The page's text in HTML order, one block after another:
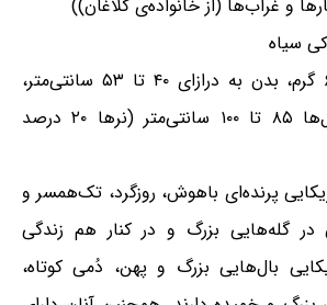
و غراب‌ها (از خانواده‌ی کلاغان))
سیاه
وزن ۳۱۶ تا ۶۲۰ گرم، بدن به درازای ۴۰ تا ۵۳ سانتی‌متر،
بازه‌ی میان دو سر بال‌ها ۸۵ تا ۱۰۰ سانتی‌متر (نرها ۲۰ درصد
پرنده‌ای باهوش، روزگرد، تک‌همسر و
گله‌هایی بزرگ و در کنار هم زندگی
بال‌هایی بزرگ و پهن، دُمی کوتاه،